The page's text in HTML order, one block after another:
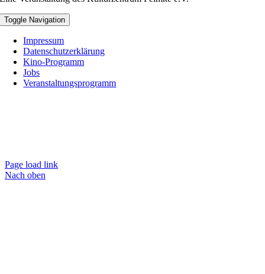
Toggle Navigation
Impressum
Datenschutzerklärung
Kino-Programm
Jobs
Veranstaltungsprogramm
Page load link
Nach oben